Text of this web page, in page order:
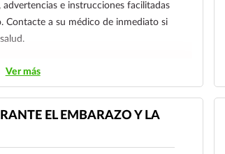
e instrucciones facilitadas
Contacte a su médico de inmediato si
Ver más
EL EMBARAZO Y LA